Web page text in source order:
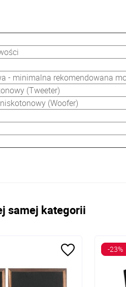
- minimalna rekomendowana
(Tweeter)
(Woofer)
samej kategorii
-23%